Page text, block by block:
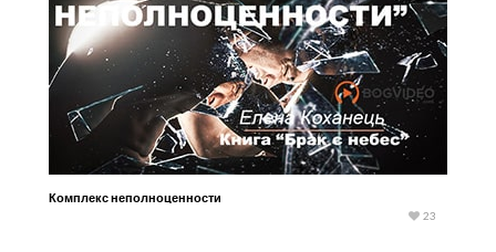
Комплекс неполноценности
23